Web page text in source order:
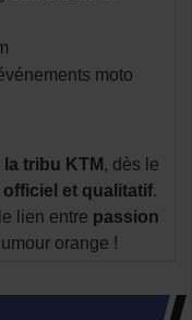
moto
tribu KTM , dès le
officiel et qualitatif.
lien entre passion
orange !